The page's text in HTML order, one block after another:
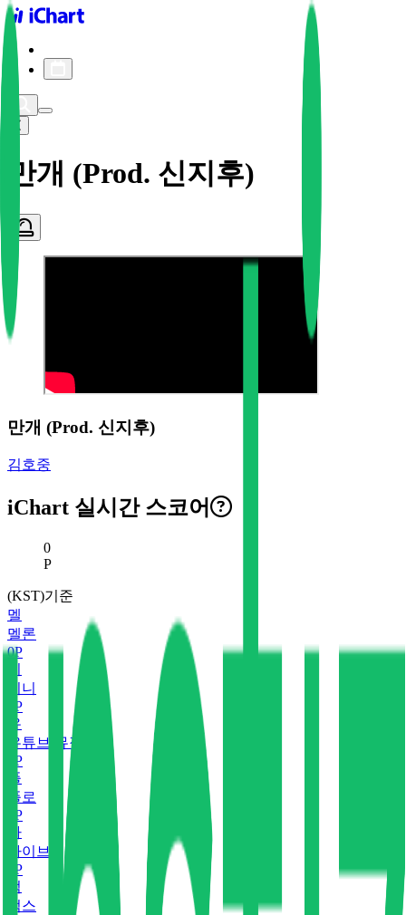
iChart logo
만개 (Prod. 신지후)
만개 (Prod. 신지후)
김호중
iChart 실시간 스코어
현재 스코어
0
P
(KST)기준
멜
멜론
0P
지니
P
유
유튜브 뮤직
P
플
플로
P
바
바이브
P
벅
벅스